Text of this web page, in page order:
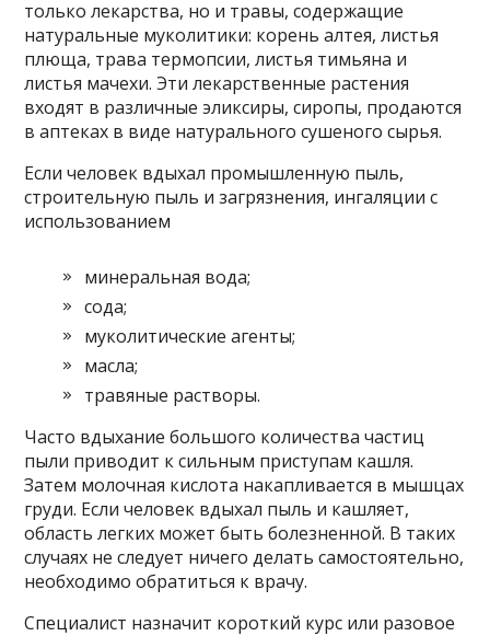
только лекарства, но и травы, содержащие
натуральные муколитики: корень алтея, листья
плюща, трава термопсии, листья тимьяна и
листья мачехи. Эти лекарственные растения
входят в различные эликсиры, сиропы, продаются
в аптеках в виде натурального сушеного сырья.
Если человек вдыхал промышленную пыль,
строительную пыль и загрязнения, ингаляции с
использованием
минеральная вода;
сода;
муколитические агенты;
масла;
травяные растворы.
Часто вдыхание большого количества частиц
пыли приводит к сильным приступам кашля.
Затем молочная кислота накапливается в мышцах
груди. Если человек вдыхал пыль и кашляет,
область легких может быть болезненной. В таких
случаях не следует ничего делать самостоятельно,
необходимо обратиться к врачу.
Специалист назначит короткий курс или разовое